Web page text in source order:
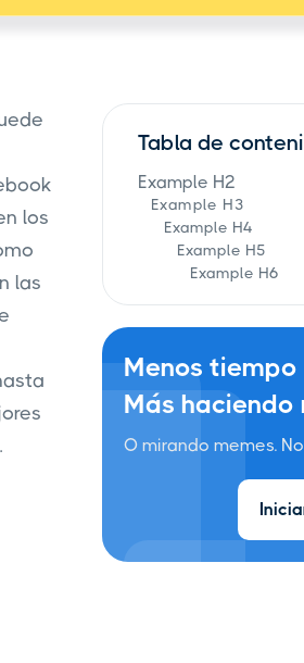
los
las
Tabla de
Example H2
Example H3
Example H4
Example H5
Example H6
Menos
Más haciendo
O mirando memes.